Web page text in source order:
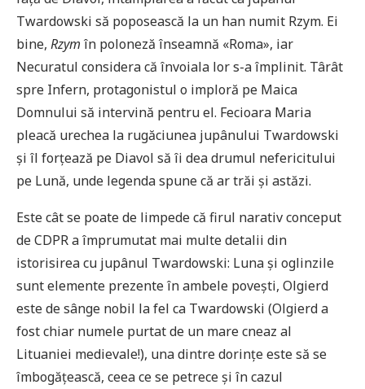
Twardowski să poposească la un han numit Rzym. Ei
bine, Rzym în poloneză înseamnă «Roma», iar
Necuratul considera că învoiala lor s-a împlinit. Târât
spre Infern, protagonistul o imploră pe Maica
Domnului să intervină pentru el. Fecioara Maria
pleacă urechea la rugăciunea jupânului Twardowski
și îl forțează pe Diavol să îi dea drumul nefericitului
pe Lună, unde legenda spune că ar trăi și astăzi.
Este cât se poate de limpede că firul narativ conceput
de CDPR a împrumutat mai multe detalii din
istorisirea cu jupânul Twardowski: Luna și oglinzile
sunt elemente prezente în ambele povești, Olgierd
este de sânge nobil la fel ca Twardowski (Olgierd a
fost chiar numele purtat de un mare cneaz al
Lituaniei medievale!), una dintre dorințe este să se
îmbogățească, ceea ce se petrece și în cazul